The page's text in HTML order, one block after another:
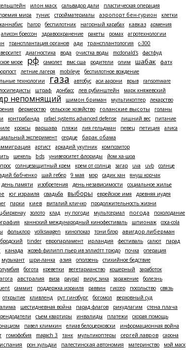
илон маск сальвадор дали
пластическая операция
мира тунис стройматериалы аэропорт бен-гурион
клетки
каннабис harop беспилотник нагорный карабах кавказ
армения
алисон брессон здравоохранение ракеты ромах
агротехнологии
трансплантация органов ади трансплантология
с-300
диагностика вода очистка воды mcdonald's
фастфуд
море рф самолет вмс сша родители олим шабак
фатх
летние лагеря mobileye
беспилотное вождение
технологии газа автобус аси аарони врыв
ransomware
штраф донбасс лев рубинштейн
марк княжевский
непомнящий шимон бриман мультикоптер
лекарство
фермерство сельское хозяйство голанские высоты
голаны
контрабанда rafael systems advanced defense лишний вес
питание
кроксы варшава пляжи лия гельдман певец петиция
алиса
эксперимент сердце барак обама
артист аркадий укупник
композитор
шекель bds университет флориды
йом ха-шоа
солнцезащитный крем крем от солнца загар uva uvb
солнце
бабченко шай гебер 9 мая мэр садик хан
януш корчак
день памяти изобретения день независимости социальное жилье
юг израиля свадьба выборы еврейское имя
древняя иудея
парки киев виталий кличко
продолжительность жизни
биркенау золото клад ну погоди мультсериал погода
похолодание
каннский международный кинофестиваль шпионаж
coca-cola
фольклор volkswagen кинопоказ тони блэр
авигдор либерман
tinder европарламент ирландия фестиваль салют
парад
канада жозеф филипп пьер ив эллио́тт трюдо почка
операция
музыкант шри-ланка азия оползень
стихийное бедствие
богота креветки вегетарианство кошерный
заработок
австралия виза paypal вирус зика заражение
болезнь
саммит поддержка израиля раввин гиссер посольство
связь
открытие кливленд рут гинзбург богомол
верховный суд
шестидневная война парад флагов рикудлагим
стена плача
съем квартиры инвалиды платежи
скорая помощь
павел климкин елиав белоцерковски
информационная война
гомофобия magach 3 танк мультикоптеры сергей лавров
сарона
испания рон хульдаи палестинская автономия материнство
мэй маск